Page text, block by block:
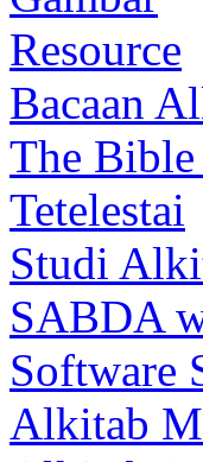
Resource
Bacaan
The
Tetelestai
Studi
SABDA
Software
Alkitab